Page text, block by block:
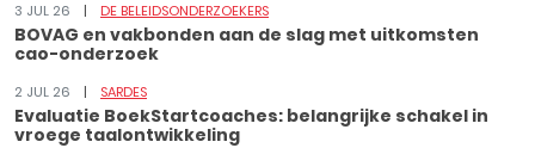
3 JUL 26 DE BELEIDSONDERZOEKERS
BOVAG en vakbonden aan de slag met uitkomsten
cao-onderzoek
2 JUL 26 SARDES
Evaluatie BoekStartcoaches: belangrijke schakel in
vroege taalontwikkeling